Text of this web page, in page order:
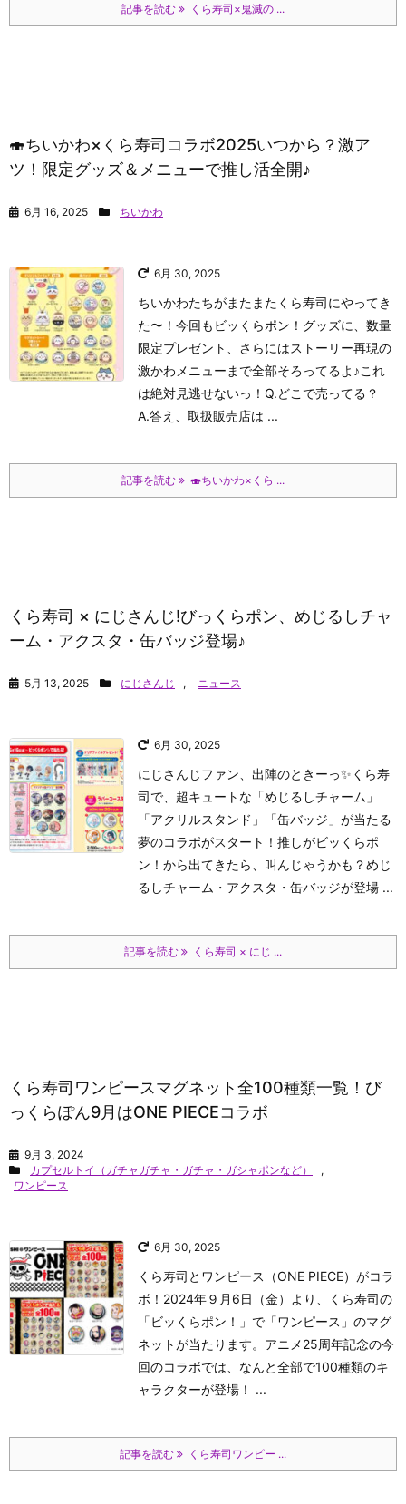
記事を読む くら寿司×鬼滅の ...
🍣ちいかわ×くら寿司コラボ2025いつから？激ア
ツ！限定グッズ＆メニューで推し活全開♪
6月 16, 2025 ちいかわ
6月 30, 2025
ちいかわたちがまたまたくら寿司にやってき
た〜！今回もビッくらポン！グッズに、数量
限定プレゼント、さらにはストーリー再現の
激かわメニューまで全部そろってるよ♪これ
は絶対見逃せないっ！Q.どこで売ってる？
A.答え、取扱販売店は ...
記事を読む 🍣ちいかわ×くら ...
くら寿司 × にじさんじ!びっくらポン、めじるしチャ
ーム・アクスタ・缶バッジ登場♪
5月 13, 2025 にじさんじ , ニュース
6月 30, 2025
にじさんじファン、出陣のときーっ✨くら寿
司で、超キュートな「めじるしチャーム」
「アクリルスタンド」「缶バッジ」が当たる
夢のコラボがスタート！推しがビッくらポ
ン！から出てきたら、叫んじゃうかも？めじ
るしチャーム・アクスタ・缶バッジが登場 ...
記事を読む くら寿司 × にじ ...
くら寿司ワンピースマグネット全100種類一覧！び
っくらぽん9月はONE PIECEコラボ
9月 3, 2024
カプセルトイ（ガチャガチャ・ガチャ・ガシャポンなど）
,
ワンピース
6月 30, 2025
くら寿司とワンピース（ONE PIECE）がコラ
ボ！2024年９月6日（金）より、くら寿司の
「ビッくらポン！」で「ワンピース」のマグ
ネットが当たります。アニメ25周年記念の今
回のコラボでは、なんと全部で100種類のキ
ャラクターが登場！ ...
記事を読む くら寿司ワンピー ...